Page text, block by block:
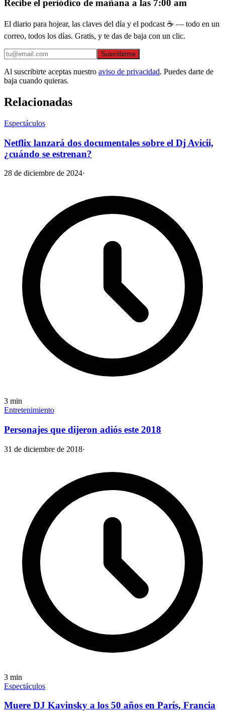
Recibe el periódico de mañana a las 7:00 am
El diario para hojear, las claves del día y el podcast ☕ — todo en un
correo, todos los días. Gratis, y te das de baja con un clic.
Suscribirme
Al suscribirte aceptas nuestro aviso de privacidad. Puedes darte de
baja cuando quieras.
Relacionadas
Espectáculos
Netflix lanzará dos documentales sobre el Dj Avicii,
¿cuándo se estrenan?
28 de diciembre de 2024·
3 min
Entretenimiento
Personajes que dijeron adiós este 2018
31 de diciembre de 2018·
3 min
Espectáculos
Muere DJ Kavinsky a los 50 años en París, Francia